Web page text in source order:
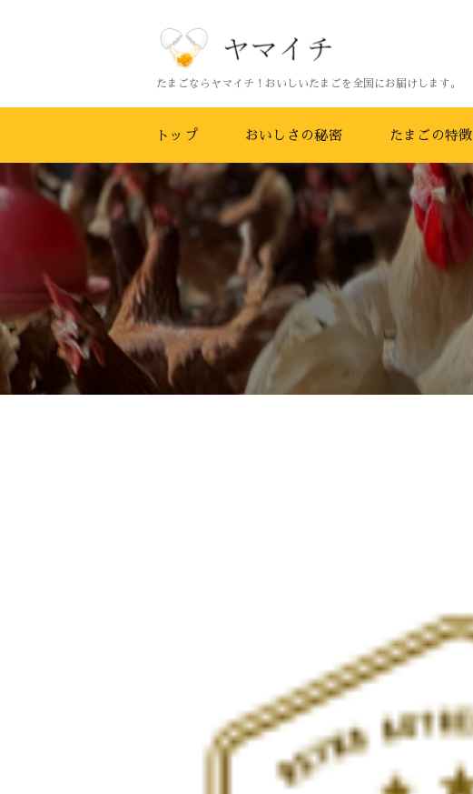
たまごならヤマイチ！おいしいたまごを全国にお届けします。
トップ おいしさの秘密 たまごの特徴